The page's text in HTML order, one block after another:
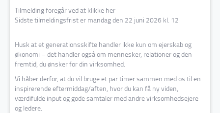
Tilmelding foregår ved at klikke her
Sidste tilmeldingsfrist er mandag den 22 juni 2026 kl. 12
Husk at et generationsskifte handler ikke kun om ejerskab og
økonomi – det handler også om mennesker, relationer og den
fremtid, du ønsker for din virksomhed.
Vi håber derfor, at du vil bruge et par timer sammen med os til en
inspirerende eftermiddag/aften, hvor du kan få ny viden,
værdifulde input og gode samtaler med andre virksomhedsejere
og ledere.